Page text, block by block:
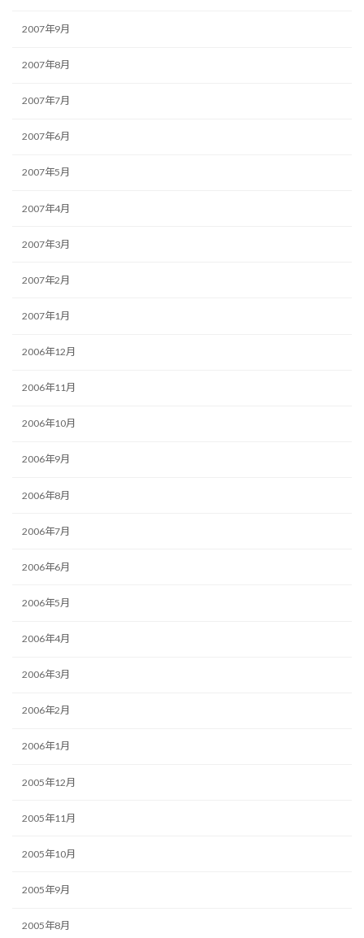
2007年9月
2007年8月
2007年7月
2007年6月
2007年5月
2007年4月
2007年3月
2007年2月
2007年1月
2006年12月
2006年11月
2006年10月
2006年9月
2006年8月
2006年7月
2006年6月
2006年5月
2006年4月
2006年3月
2006年2月
2006年1月
2005年12月
2005年11月
2005年10月
2005年9月
2005年8月